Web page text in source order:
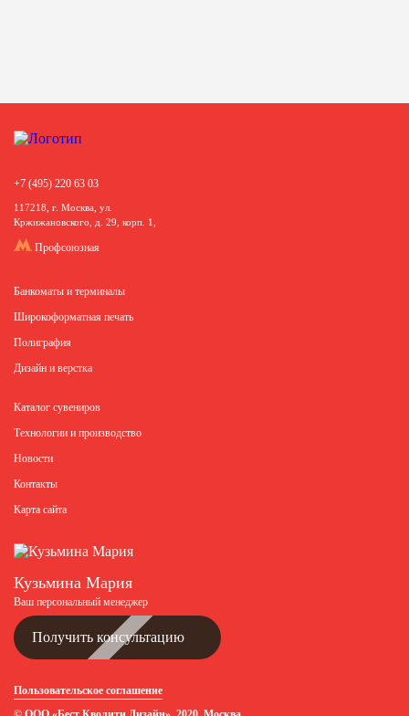
+7 (495) 220 63 03
117218, г. Москва, ул.
Кржижановского, д. 29, корп. 1,
Профсоюзная
Банкоматы и терминалы
Широкоформатная печать
Полиграфия
Дизайн и верстка
Каталог сувениров
Технологии и производство
Новости
Контакты
Карта сайта
Кузьмина Мария
Ваш персональный менеджер
Получить консультацию
Пользовательское соглашение